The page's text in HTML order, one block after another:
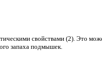
свойствами (2). Это
запаха подмышек.